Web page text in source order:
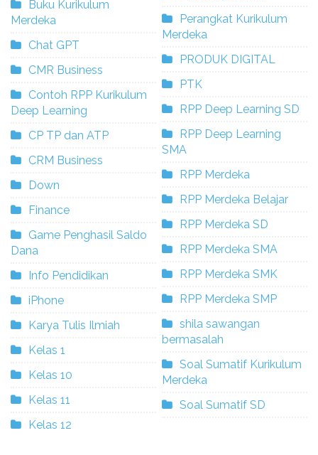
Buku Kurikulum
Merdeka
Chat GPT
CMR Business
Contoh RPP Kurikulum
Deep Learning
CP TP dan ATP
CRM Business
Down
Finance
Game Penghasil Saldo
Dana
Info Pendidikan
iPhone
Karya Tulis Ilmiah
Kelas 1
Kelas 10
Kelas 11
Kelas 12
Perangkat Kurikulum
Merdeka
PRODUK DIGITAL
PTK
RPP Deep Learning SD
RPP Deep Learning
SMA
RPP Merdeka
RPP Merdeka Belajar
RPP Merdeka SD
RPP Merdeka SMA
RPP Merdeka SMK
RPP Merdeka SMP
shila sawangan
bermasalah
Soal Sumatif Kurikulum
Merdeka
Soal Sumatif SD